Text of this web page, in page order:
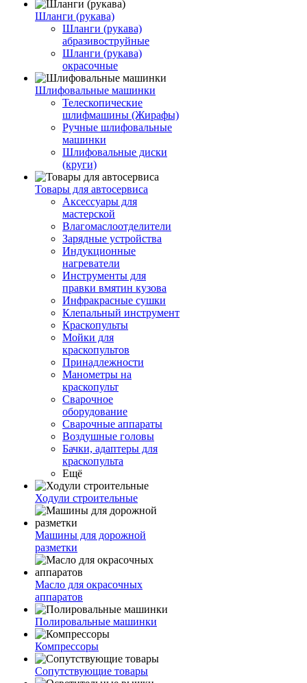
Шланги (рукава)
Шланги (рукава)
абразивоструйные
Шланги (рукава)
окрасочные
Шлифовальные машинки
Телескопические
шлифмашины (Жирафы)
Ручные шлифовальные
машинки
Шлифовальные диски
(круги)
Товары для автосервиса
Аксессуары для
мастерской
Влагомаслоотделители
Зарядные устройства
Индукционные
нагреватели
Инструменты для
правки вмятин кузова
Инфракрасные сушки
Клепальный инструмент
Краскопульты
Мойки для
краскопультов
Принадлежности
Манометры на
краскопульт
Сварочное
оборудование
Сварочные аппараты
Воздушные головы
Бачки, адаптеры для
краскопульта
Ещё
Ходули строительные
Машины для дорожной
разметки
Масло для окрасочных
аппаратов
Полировальные машинки
Компрессоры
Сопутствующие товары